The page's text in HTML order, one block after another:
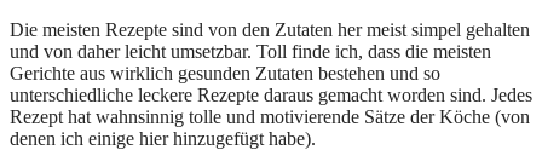
Die meisten Rezepte sind von den Zutaten her meist simpel gehalten
und von daher leicht umsetzbar. Toll finde ich, dass die meisten
Gerichte aus wirklich gesunden Zutaten bestehen und so
unterschiedliche leckere Rezepte daraus gemacht worden sind. Jedes
Rezept hat wahnsinnig tolle und motivierende Sätze der Köche (von
denen ich einige hier hinzugefügt habe).